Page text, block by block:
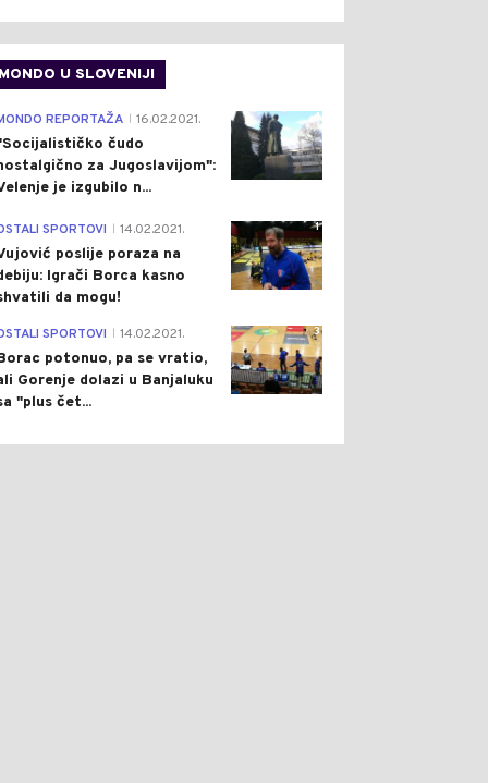
MONDO U SLOVENIJI
4
REPORTAŽA 16.02.2021.
čudo
za Jugoslavijom":
je izgubilo n...
1
SPORTOVI 14.02.2021.
poslije poraza na
Igrači Borca kasno
da mogu!
3
SPORTOVI 14.02.2021.
potonuo, pa se vratio,
Gorenje dolazi u Banjaluku
"plus čet...